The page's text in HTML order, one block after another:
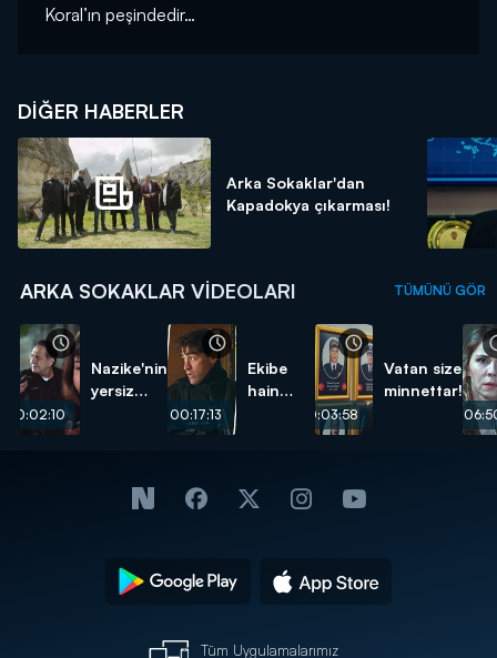
Koral’ın peşindedir…
DIĞER HABERLER
Arka Sokaklar'dan
Kapadokya çıkarması!
ARKA SOKAKLAR VIDEOLARI TÜMÜNÜ GÖR
00:02:10
Nazike'nin
yersiz
00:17:13
Ekibe
hain
00:03:58
Vatan size
minnettar!
Tüm Uygulamalarımız